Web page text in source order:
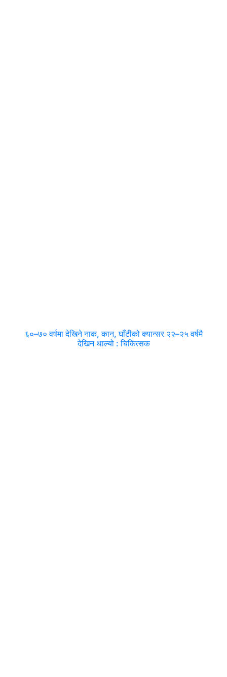
६०–७० वर्षमा देखिने नाक, कान, घाँटीको क्यान्सर २२–२५ वर्षमै
देखिन थाल्यो : चिकित्सक